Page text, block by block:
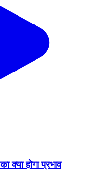
क्या होगा प्रभाव